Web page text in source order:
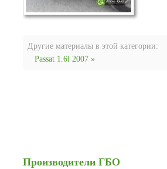
Другие материалы в этой категории:
Passat 1.6l 2007 »
Производители ГБО